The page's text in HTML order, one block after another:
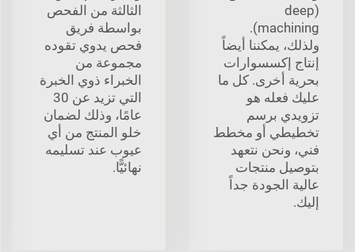
(deep
machining).
ولذلك، يمكننا أيضاً
إنتاج إكسسوارات
بحرية أخرى. كل ما
عليك فعله هو
تزويدي برسم
تخطيطي أو مخطط
فني، ونحن نتعهد
بتوصيل منتجات
عالية الجودة جداً
إليك.
الثالثة من الفحص
بواسطة فريق
فحص يدوي تقوده
مجموعة من
الخبراء ذوي الخبرة
التي تزيد عن 30
عامًا، وذلك لضمان
خلو المنتج من أي
عيوب عند تسليمه
نهائيًّا.